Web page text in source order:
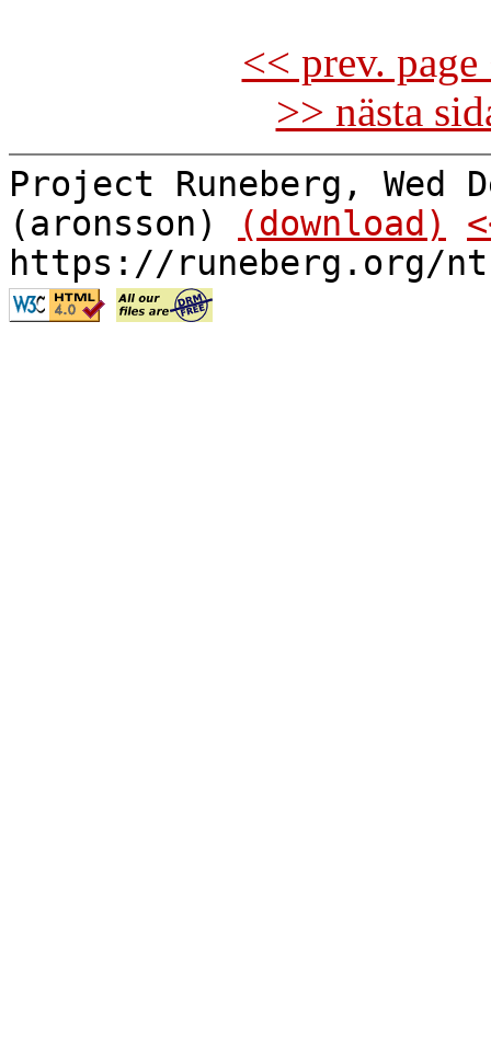
<< prev.
>> nästa
Project Runeberg, Wed
(aronsson)
(download)
https://runeberg.org/